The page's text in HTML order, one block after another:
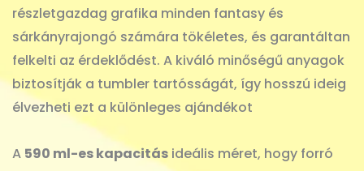
részletgazdag grafika minden fantasy és
sárkányrajongó számára tökéletes, és garantáltan
felkelti az érdeklődést. A kiváló minőségű anyagok
biztosítják a tumbler tartósságát, így hosszú ideig
élvezheti ezt a különleges ajándékot
A 590 ml-es kapacitás ideális méret, hogy forró